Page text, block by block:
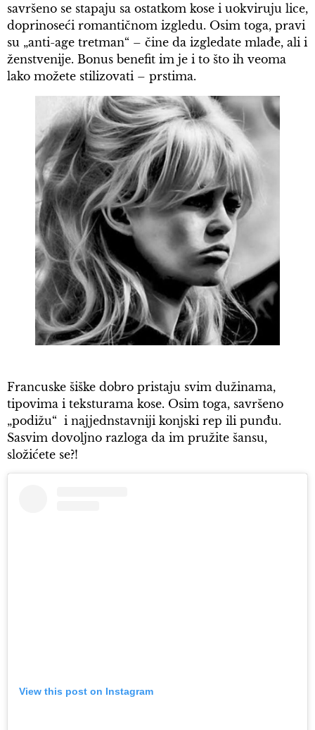
savršeno se stapaju sa ostatkom kose i uokviruju lice,
doprinoseći romantičnom izgledu. Osim toga, pravi
su „anti-age tretman“ – čine da izgledate mlađe, ali i
ženstvenije. Bonus benefit im je i to što ih veoma
lako možete stilizovati – prstima.
Francuske šiške dobro pristaju svim dužinama,
tipovima i teksturama kose. Osim toga, savršeno
„podižu“ i najjednstavniji konjski rep ili punđu.
Sasvim dovoljno razloga da im pružite šansu,
složićete se?!
View this post on Instagram